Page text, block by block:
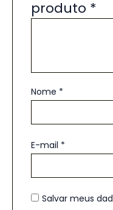
produto *
Nome *
E-mail *
Salvar meus